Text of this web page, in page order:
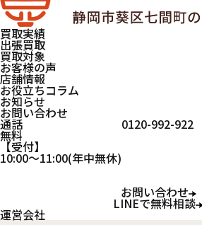
買取実績
出張買取
買取対象
お客様の声
店舗情報
お役立ちコラム
お知らせ
お問い合わせ
通話
無料
0120-992-922
受付
10:00～11:00(年中無休)
お問い合わせ
LINEで無料相談
運営会社
記念品
2025.10.15
「金メダル」の価
ら？その重みと値